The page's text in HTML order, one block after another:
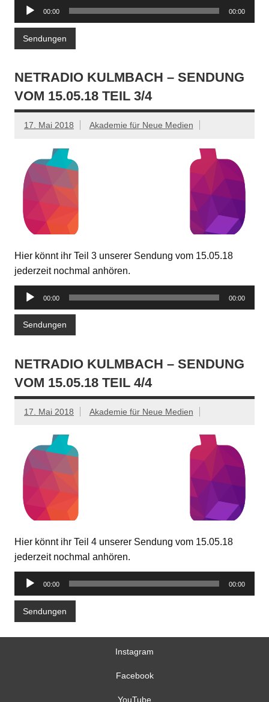
Audio-
Player
00:00 00:00
Sendungen
NETRADIO KULMBACH – SENDUNG
VOM 15.05.18 TEIL 3/4
17. Mai 2018 Akademie für Neue Medien
Hier könnt ihr Teil 3 unserer Sendung vom 15.05.18
jederzeit nochmal anhören.
Audio-
Player
00:00 00:00
Sendungen
NETRADIO KULMBACH – SENDUNG
VOM 15.05.18 TEIL 4/4
17. Mai 2018 Akademie für Neue Medien
Hier könnt ihr Teil 4 unserer Sendung vom 15.05.18
jederzeit nochmal anhören.
Audio-
Player
00:00 00:00
Sendungen
Instagram
Facebook
YouTube